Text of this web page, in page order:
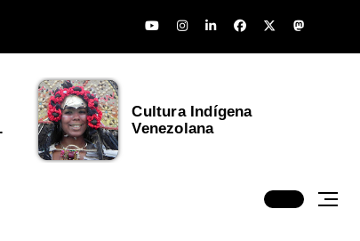
Cultura Indígena
Venezolana